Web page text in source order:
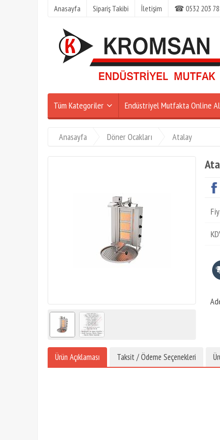
Anasayfa Sipariş Takibi İletişim ☎ 0532 203
Tüm Kategoriler Endüstriyel Mutfakta Online
Anasayfa Döner Ocakları Atalay
Ürün Açıklaması Taksit / Ödeme Seçenekleri